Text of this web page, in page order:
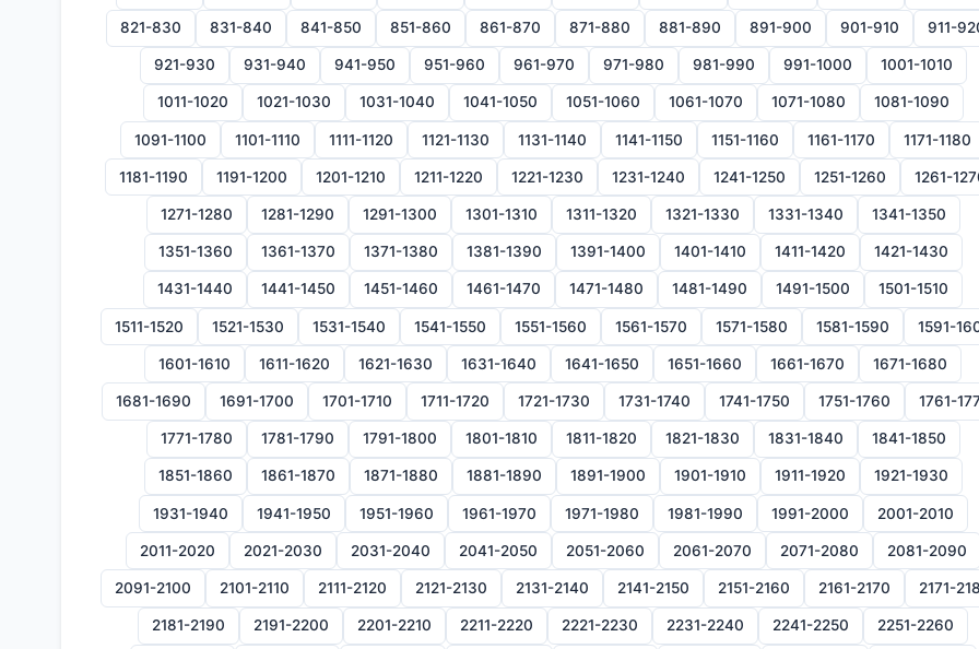
821-830 831-840 841-850 851-860 861-870 871-880 881-890 891-900 901-910 911-
921-930 931-940 941-950 951-960 961-970 971-980 981-990 991-1000 1001-1010
1011-1020 1021-1030 1031-1040 1041-1050 1051-1060 1061-1070 1071-1080 1081-1090
1091-1100 1101-1110 1111-1120 1121-1130 1131-1140 1141-1150 1151-1160 1161-1170 1171-1180
1181-1190 1191-1200 1201-1210 1211-1220 1221-1230 1231-1240 1241-1250 1251-1260 1261-
1271-1280 1281-1290 1291-1300 1301-1310 1311-1320 1321-1330 1331-1340 1341-1350
1351-1360 1361-1370 1371-1380 1381-1390 1391-1400 1401-1410 1411-1420 1421-1430
1431-1440 1441-1450 1451-1460 1461-1470 1471-1480 1481-1490 1491-1500 1501-1510
1511-1520 1521-1530 1531-1540 1541-1550 1551-1560 1561-1570 1571-1580 1581-1590 1591-
1601-1610 1611-1620 1621-1630 1631-1640 1641-1650 1651-1660 1661-1670 1671-1680
1681-1690 1691-1700 1701-1710 1711-1720 1721-1730 1731-1740 1741-1750 1751-1760 1761-
1771-1780 1781-1790 1791-1800 1801-1810 1811-1820 1821-1830 1831-1840 1841-1850
1851-1860 1861-1870 1871-1880 1881-1890 1891-1900 1901-1910 1911-1920 1921-1930
1931-1940 1941-1950 1951-1960 1961-1970 1971-1980 1981-1990 1991-2000 2001-2010
2011-2020 2021-2030 2031-2040 2041-2050 2051-2060 2061-2070 2071-2080 2081-2090
2091-2100 2101-2110 2111-2120 2121-2130 2131-2140 2141-2150 2151-2160 2161-2170 2171-
2181-2190 2191-2200 2201-2210 2211-2220 2221-2230 2231-2240 2241-2250 2251-2260